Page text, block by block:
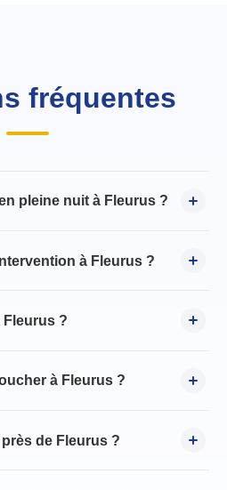
fréquentes
pleine nuit à Fleurus ?
à Fleurus ?
?
à Fleurus ?
de Fleurus ?